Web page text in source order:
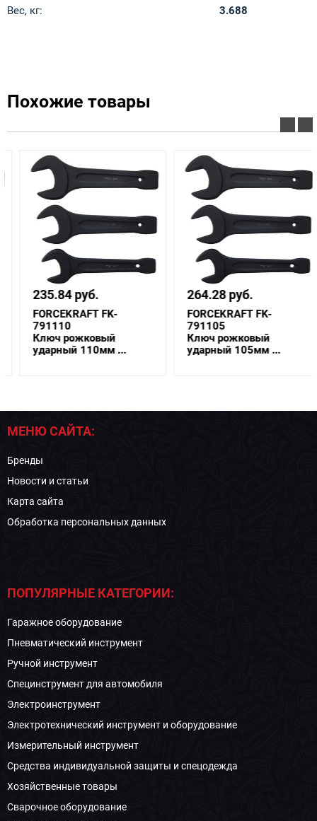
Вес, кг:
3.688
Похожие товары
235.84 руб.
FORCEKRAFT FK-
791110
Ключ рожковый
ударный 110мм ...
264.28 руб.
FORCEKRAFT FK-
791105
Ключ рожковый
ударный 105мм ...
МЕНЮ САЙТА:
Бренды
Новости и статьи
Карта сайта
Обработка персональных данных
ПОПУЛЯРНЫЕ КАТЕГОРИИ:
Гаражное оборудование
Пневматический инструмент
Ручной инструмент
Специнструмент для автомобиля
Электроинструмент
Электротехнический инструмент и оборудование
Измерительный инструмент
Средства индивидуальной защиты и спецодежда
Хозяйственные товары
Сварочное оборудование